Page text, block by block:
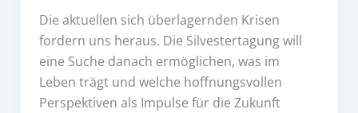
Die aktuellen sich überlagernden Krisen
fordern uns heraus. Die Silvestertagung will
eine Suche danach ermöglichen, was im
Leben trägt und welche hoffnungsvollen
Perspektiven als Impulse für die Zukunft